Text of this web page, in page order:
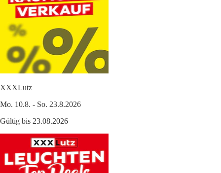
XXXLutz
Mo. 10.8. - So. 23.8.2026
Gültig bis 23.08.2026